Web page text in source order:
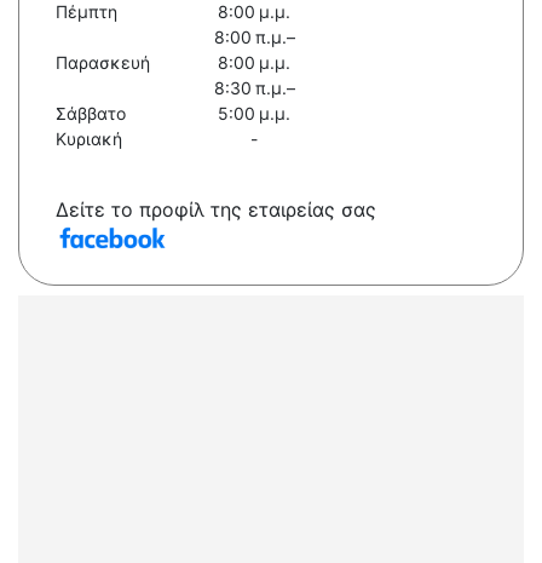
Πέμπτη
8:00 μ.μ.
Παρασκευή
8:00 π.μ.–
8:00 μ.μ.
Σάββατο
8:30 π.μ.–
5:00 μ.μ.
Κυριακή
-
Δείτε το προφίλ της εταιρείας σας